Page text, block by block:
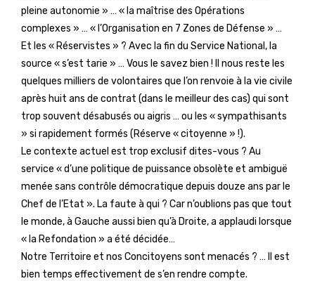
pleine autonomie » … « la maîtrise des Opérations
complexes » … « l’Organisation en 7 Zones de Défense » …
Et les « Réservistes » ? Avec la fin du Service National, la
source « s’est tarie » … Vous le savez bien ! Il nous reste les
quelques milliers de volontaires que l’on renvoie à la vie civile
après huit ans de contrat (dans le meilleur des cas) qui sont
trop souvent désabusés ou aigris … ou les « sympathisants
» si rapidement formés (Réserve « citoyenne » !).
Le contexte actuel est trop exclusif dites-vous ? Au
service « d’une politique de puissance obsolète et ambiguë
menée sans contrôle démocratique depuis douze ans par le
Chef de l’Etat ». La faute à qui ? Car n’oublions pas que tout
le monde, à Gauche aussi bien qu’à Droite, a applaudi lorsque
« la Refondation » a été décidée…
Notre Territoire et nos Concitoyens sont menacés ? … Il est
bien temps effectivement de s’en rendre compte.